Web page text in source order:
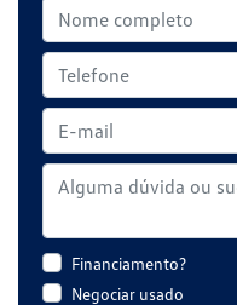
Financiamento?
Negociar usado